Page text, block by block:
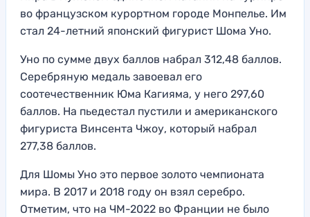
во французском курортном городе Монпелье. Им
стал 24-летний японский фигурист Шома Уно.
Уно по сумме двух баллов набрал 312,48 баллов.
Серебряную медаль завоевал его
соотечественник Юма Кагияма, у него 297,60
баллов. На пьедестал пустили и американского
фигуриста Винсента Чжоу, который набрал
277,38 баллов.
Для Шомы Уно это первое золото чемпионата
мира. В 2017 и 2018 году он взял серебро.
Отметим, что на ЧМ-2022 во Франции не было